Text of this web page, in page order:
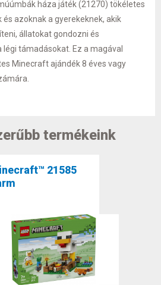
háza játék (21270) tökéletes
azoknak a gyerekeknek, akik
állatokat gondozni és
támadásokat. Ez a magával
Minecraft ajándék 8 éves vagy
termékeink
21585